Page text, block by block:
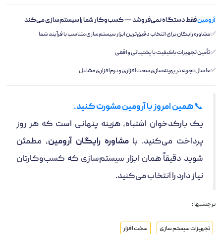
آرومینفقط دستگاه نمی‌فروشد — کسب‌وکار شما را سیستم‌سازی می‌کند
✅ مشاوره رایگان برای انتخاب دقیق‌ترین ابزار سیستم‌سازی متناسب با فرآیند شما
✅ تأمین تجهیزات باکیفیت با پشتیبانی واقعی
✅ ۱۰ سال تجربه در بهینه‌سازی سخت‌افزاری و نرم‌افزاری مشاغل
📞همین امروز با آرومین مشورت کنید.
یک بارکدخوان اشتباه، هزینه پنهانی است که هر روز
پرداخت می‌کنید. بامشاوره رایگان آرومین، مطمئن
شوید دقیقاً همان ابزار سیستم‌سازی که کسب‌وکارتان
نیاز دارد را انتخاب می‌کنید.
برچسبها :
تجهیزات سیستم سازی
سخت افزار